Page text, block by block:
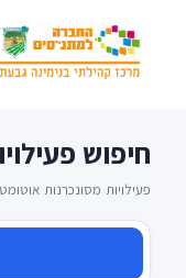
חיפוש
פעילויות מסונכרנות